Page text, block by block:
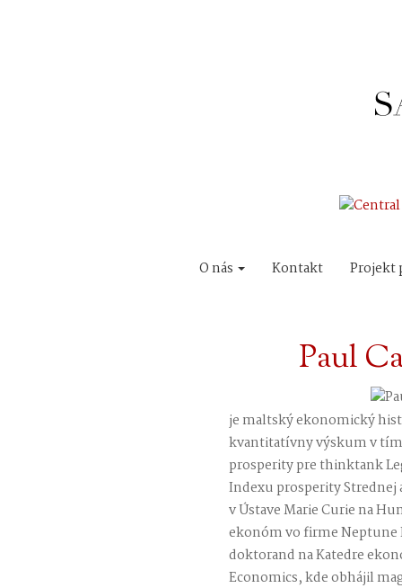
O nás Kontakt Projekt
Paul
je maltský ekonomický
kvantitatívny výskum v
prosperity pre thinktank
Indexu prosperity Strednej
v Ústave Marie Curie na
ekonóm vo firme Neptune
doktorand na Katedre
Economics, kde obhájil